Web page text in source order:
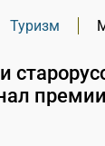
Туризм